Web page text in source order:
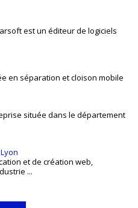
est un éditeur de logiciels
en séparation et cloison mobile
située dans le département
et de création web,
...